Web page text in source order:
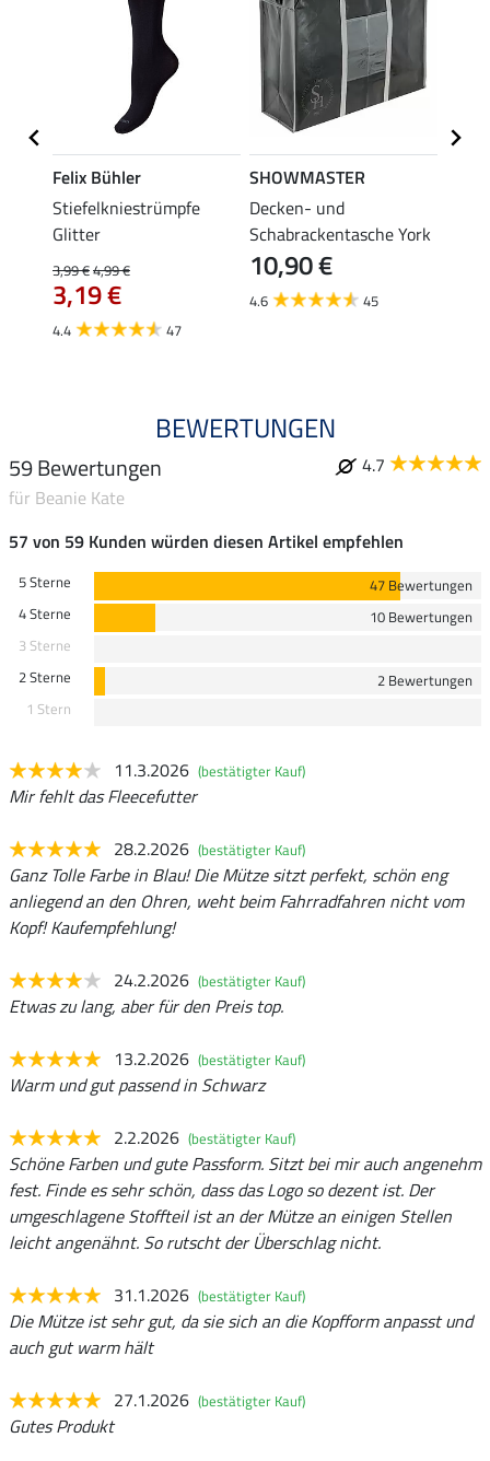
Felix Bühler
Stiefelkniestrümpfe
Glitter
3,99 €4,99 €
3,19 €
4.4 47
SHOWMASTER
Decken- und
Schabrackentasche York
10,90 €
4.6 45
BEWERTUNGEN
59 Bewertungen
4.7
für Beanie Kate
57 von 59 Kunden würden diesen Artikel empfehlen
5 Sterne
47 Bewertungen
4 Sterne
10 Bewertungen
3 Sterne
2 Sterne
2 Bewertungen
1 Stern
11.3.2026 (bestätigter Kauf)
Mir fehlt das Fleecefutter
28.2.2026 (bestätigter Kauf)
Ganz Tolle Farbe in Blau! Die Mütze sitzt perfekt, schön eng
anliegend an den Ohren, weht beim Fahrradfahren nicht vom
Kopf! Kaufempfehlung!
24.2.2026 (bestätigter Kauf)
Etwas zu lang, aber für den Preis top.
13.2.2026 (bestätigter Kauf)
Warm und gut passend in Schwarz
2.2.2026 (bestätigter Kauf)
Schöne Farben und gute Passform. Sitzt bei mir auch angenehm
fest. Finde es sehr schön, dass das Logo so dezent ist. Der
umgeschlagene Stoffteil ist an der Mütze an einigen Stellen
leicht angenähnt. So rutscht der Überschlag nicht.
31.1.2026 (bestätigter Kauf)
Die Mütze ist sehr gut, da sie sich an die Kopfform anpasst und
auch gut warm hält
27.1.2026 (bestätigter Kauf)
Gutes Produkt